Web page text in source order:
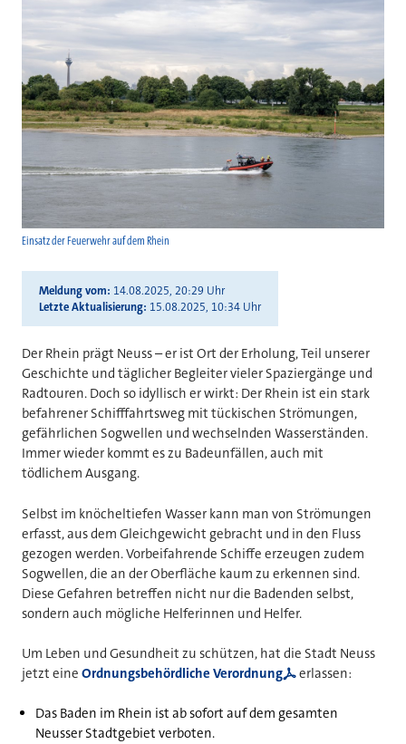
Einsatz der Feuerwehr auf dem Rhein
Meldung vom 14.08.2025, 20:29 Uhr
Letzte Aktualisierung 15.08.2025, 10:34 Uhr
Der Rhein prägt Neuss – er ist Ort der Erholung, Teil unserer
Geschichte und täglicher Begleiter vieler Spaziergänge und
Radtouren. Doch so idyllisch er wirkt: Der Rhein ist ein stark
befahrener Schifffahrtsweg mit tückischen Strömungen,
gefährlichen Sogwellen und wechselnden Wasserständen.
Immer wieder kommt es zu Badeunfällen, auch mit
tödlichem Ausgang.
Selbst im knöcheltiefen Wasser kann man von Strömungen
erfasst, aus dem Gleichgewicht gebracht und in den Fluss
gezogen werden. Vorbeifahrende Schiffe erzeugen zudem
Sogwellen, die an der Oberfläche kaum zu erkennen sind.
Diese Gefahren betreffen nicht nur die Badenden selbst,
sondern auch mögliche Helferinnen und Helfer.
Um Leben und Gesundheit zu schützen, hat die Stadt Neuss
jetzt eine Ordnungsbehördliche Verordnung erlassen:
Das Baden im Rhein ist ab sofort auf dem gesamten
Neusser Stadtgebiet verboten.